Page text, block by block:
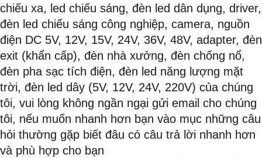
chiếu xa, led chiếu sáng, đèn led dân dụng, driver,
đèn led chiếu sáng công nghiệp, camera, nguồn
điện DC 5V, 12V, 15V, 24V, 36V, 48V, adapter, đèn
exit (khẩn cấp), đèn nhà xưởng, đèn chống nổ,
đèn pha sạc tích điện, đèn led năng lượng mặt
trời, đèn led dây (5V, 12V, 24V, 220V) của chúng
tôi, vui lòng không ngần ngại gửi email cho chúng
tôi, nếu muốn nhanh hơn bạn vào mục những câu
hỏi thường gặp biết đâu có câu trả lời nhanh hơn
và phù hợp cho bạn